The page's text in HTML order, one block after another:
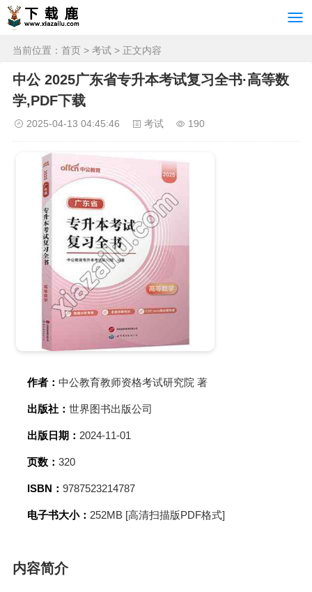
当前位置： 首页 > 考试 > 正文内容
中公 2025广东省专升本考试复习全书·高等数
学,PDF下载
2025-04-13 04:45:46 考试 190
作者： 中公教育教师资格考试研究院 著
出版社： 世界图书出版公司
出版日期： 2024-11-01
页数： 320
ISBN： 9787523214787
电子书大小： 252MB [高清扫描版PDF格式]
内容简介